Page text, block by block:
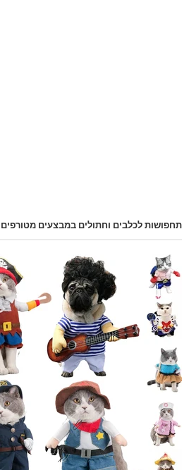
תחפושות לכלבים וחתולים במבצעים